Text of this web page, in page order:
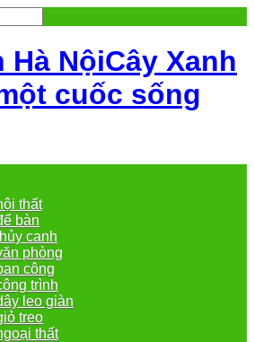
Cây Xanh
cuốc sống
thất
bàn
canh
phòng
công
trình
leo giàn
treo
thất